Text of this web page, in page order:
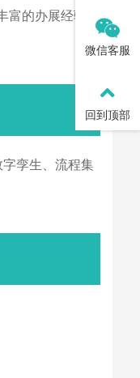
的办展经验，
孪生、流程集
微信客服
回到顶部